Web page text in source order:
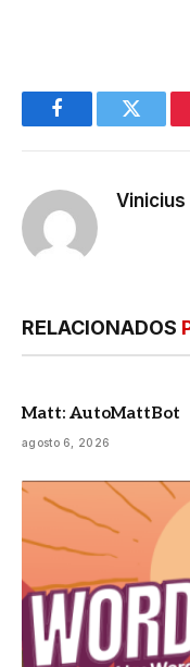
FacebookTwitter
RELACIONADOS
Matt: AutoMattBot
agosto 6, 2026